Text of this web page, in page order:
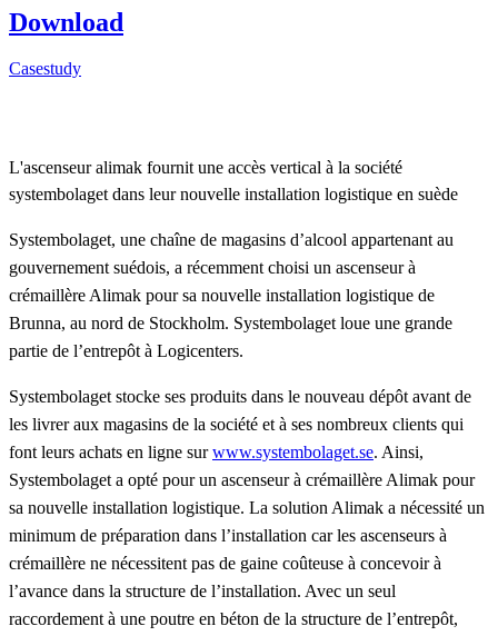
Download
Casestudy
L'ascenseur alimak fournit une accès vertical à la société
systembolaget dans leur nouvelle installation logistique en suède
Systembolaget, une chaîne de magasins d’alcool appartenant au
gouvernement suédois, a récemment choisi un ascenseur à
crémaillère Alimak pour sa nouvelle installation logistique de
Brunna, au nord de Stockholm. Systembolaget loue une grande
partie de l’entrepôt à Logicenters.
Systembolaget stocke ses produits dans le nouveau dépôt avant de
les livrer aux magasins de la société et à ses nombreux clients qui
font leurs achats en ligne surwww.systembolaget.se. Ainsi,
Systembolaget a opté pour un ascenseur à crémaillère Alimak pour
sa nouvelle installation logistique. La solution Alimak a nécessité un
minimum de préparation dans l’installation car les ascenseurs à
crémaillère ne nécessitent pas de gaine coûteuse à concevoir à
l’avance dans la structure de l’installation. Avec un seul
raccordement à une poutre en béton de la structure de l’entrepôt,